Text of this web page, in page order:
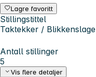
Lagre favoritt
Stillingstittel
Taktekker /
Antall stillinger
5
Vis flere detaljer